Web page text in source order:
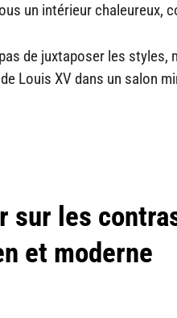
un intérieur chaleureux,
pas de juxtaposer les
Louis XV dans un salon
sur les
et moderne